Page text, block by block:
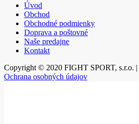
Úvod
Obchod
Obchodné podmienky
Doprava a poštovné
Naše predajne
Kontakt
Copyright © 2020 FIGHT SPORT, s.r.o. |
Ochrana osobných údajov